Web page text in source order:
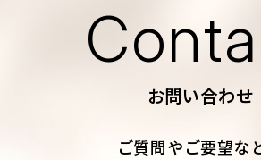
お問い合わせ
ご質問やご要望な